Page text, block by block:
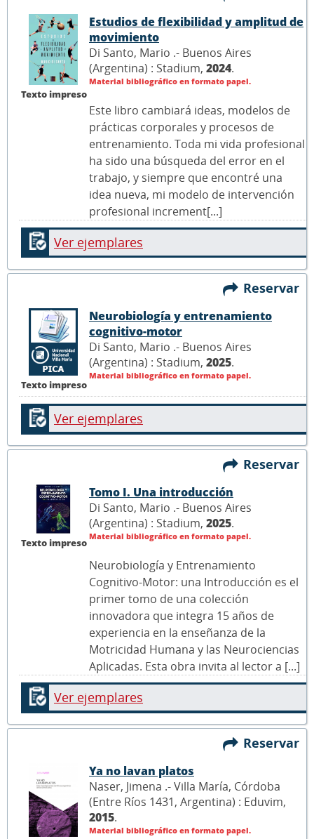
Texto impreso
Estudios de flexibilidad y amplitud de
movimiento
Di Santo, Mario .- Buenos Aires
(Argentina) : Stadium, 2024.
Material bibliográfico en formato papel.
Este libro cambiará ideas, modelos de
prácticas corporales y procesos de
entrenamiento. Toda mi vida profesional
ha sido una búsqueda del error en el
trabajo, y siempre que encontré una
idea nueva, mi modelo de intervención
profesional increment[...]
Ver ejemplares
Reservar
Texto impreso
Neurobiología y entrenamiento
cognitivo-motor
Di Santo, Mario .- Buenos Aires
(Argentina) : Stadium, 2025.
Material bibliográfico en formato papel.
Ver ejemplares
Reservar
Texto impreso
Tomo I. Una introducción
Di Santo, Mario .- Buenos Aires
(Argentina) : Stadium, 2025.
Material bibliográfico en formato papel.
Neurobiología y Entrenamiento
Cognitivo-Motor: una Introducción es el
primer tomo de una colección
innovadora que integra 15 años de
experiencia en la enseñanza de la
Motricidad Humana y las Neurociencias
Aplicadas. Esta obra invita al lector a [...]
Ver ejemplares
Reservar
Ya no lavan platos
Naser, Jimena .- Villa María, Córdoba
(Entre Ríos 1431, Argentina) : Eduvim,
2015.
Material bibliográfico en formato papel.